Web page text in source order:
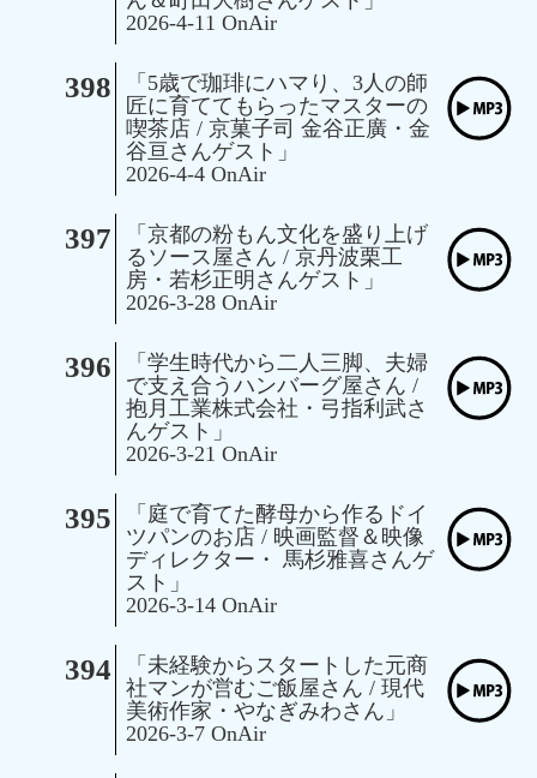
2026-4-11 OnAir
398
「5歳で珈琲にハマり、3人の師
匠に育ててもらったマスターの
喫茶店 / 京菓子司 金谷正廣・金
谷亘さんゲスト」
2026-4-4 OnAir
397
「京都の粉もん文化を盛り上げ
るソース屋さん / 京丹波栗工
房・若杉正明さんゲスト」
2026-3-28 OnAir
396
「学生時代から二人三脚、夫婦
で支え合うハンバーグ屋さん /
抱月工業株式会社・弓指利武さ
んゲスト」
2026-3-21 OnAir
395
「庭で育てた酵母から作るドイ
ツパンのお店 / 映画監督＆映像
ディレクター・ 馬杉雅喜さんゲ
スト」
2026-3-14 OnAir
394
「未経験からスタートした元商
社マンが営むご飯屋さん / 現代
美術作家・やなぎみわさん」
2026-3-7 OnAir